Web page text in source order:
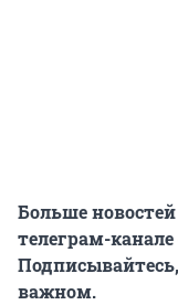
Больше
телеграм-канале
важном.